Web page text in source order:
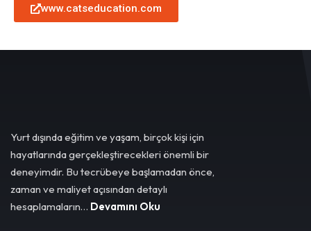
www.catseducation.com
Yurt dışında eğitim ve yaşam, birçok kişi için
hayatlarında gerçekleştirecekleri önemli bir
deneyimdir. Bu tecrübeye başlamadan önce,
zaman ve maliyet açısından detaylı
hesaplamaların… Devamını Oku